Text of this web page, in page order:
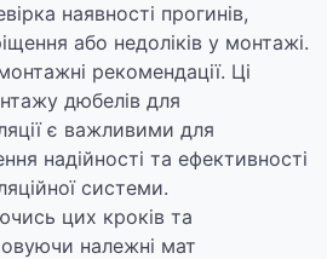
наявності прогинів,
або недоліків у монтажі.
рекомендації. Ці
дюбелів для
є важливими для
надійності та ефективності
системи.
цих кроків та
належні мат